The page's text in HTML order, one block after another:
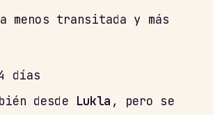
menos transitada y más
días
desde Lukla , pero se